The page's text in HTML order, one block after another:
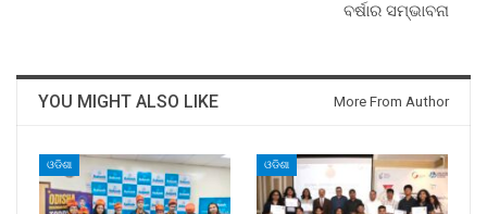
ବର୍ଷାର ସମ୍ଭାବନା
YOU MIGHT ALSO LIKE More From Author
ଓଡିଶା ଓଡିଶା